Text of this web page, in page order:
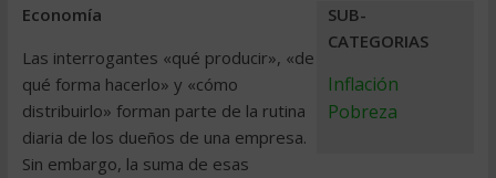
SUB-
CATEGORIAS
Inflación
Pobreza
Economía
Las interrogantes «qué producir», «de
qué forma hacerlo» y «cómo
distribuirlo» forman parte de la rutina
diaria de los dueños de una empresa.
Sin embargo, la suma de esas